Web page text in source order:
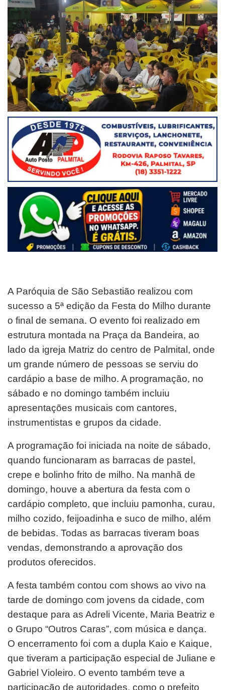
Grande público compareceu na praça da Matriz – Foto por
Carlos Reis
A Paróquia de São Sebastião realizou com
sucesso a 5ª edição da Festa do Milho durante
o final de semana. O evento foi realizado em
estrutura montada na Praça da Bandeira, ao
lado da igreja Matriz do centro de Palmital, onde
um grande número de pessoas se serviu do
cardápio a base de milho. A programação, no
sábado e no domingo também incluiu
apresentações musicais com cantores,
instrumentistas e grupos da cidade.
A programação foi iniciada na noite de sábado,
quando funcionaram as barracas de pastel,
crepe e bolinho frito de milho. Na manhã de
domingo, houve a abertura da festa com o
cardápio completo, que incluiu pamonha, curau,
milho cozido, feijoadinha e suco de milho, além
de bebidas. Todas as barracas tiveram boas
vendas, demonstrando a aprovação dos
produtos oferecidos.
A festa também contou com shows ao vivo na
tarde de domingo com jovens da cidade, com
destaque para as Adreli Vicente, Maria Beatriz e
o Grupo “Outros Caras”, com música e dança.
O encerramento foi com a dupla Kaio e Kaique,
que tiveram a participação especial de Juliane e
Gabriel Violeiro. O evento também teve a
participação de autoridades, como o prefeito